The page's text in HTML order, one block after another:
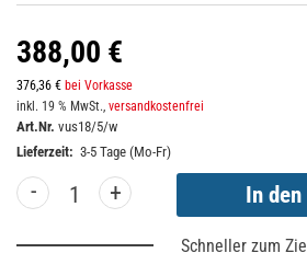
388,00 €
376,36 € bei Vorkasse
inkl. 19 % MwSt., versandkostenfrei
Art.Nr. vus18/5/w
Lieferzeit: 3-5 Tage (Mo-Fr)
- +
Schneller zum Ziel